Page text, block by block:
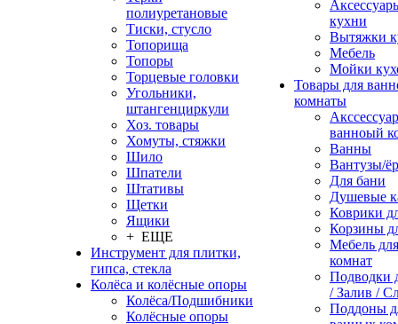
полиуретановые
Тиски, стусло
Топорища
Топоры
Торцевые головки
Угольники,
штангенциркули
Хоз. товары
Хомуты, стяжки
Шило
Шпатели
Штативы
Щетки
Ящики
+ ЕЩЕ
Инструмент для плитки,
гипса, стекла
Колёса и колёсные опоры
Колёса/Подшибники
Колёсные опоры
кухни
Вытяжки
Мебель
Мойки
Товары для
комнаты
ванноый
Ванны
Вантузы/
Для бани
Душевые
Коврики
Корзины
Мебель
комнат
Подводки
/ Залив /
Поддоны